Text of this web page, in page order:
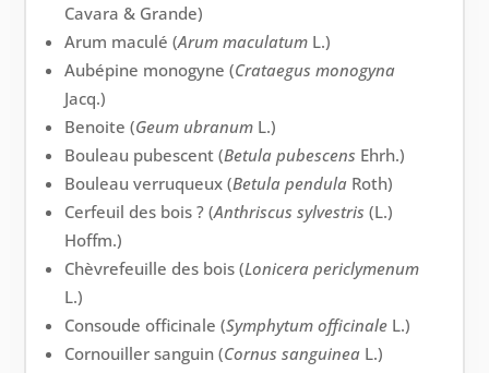
Cavara & Grande)
Arum maculé (Arum maculatum L.)
Aubépine monogyne (Crataegus monogyna
Jacq.)
Benoite (Geum ubranum L.)
Bouleau pubescent (Betula pubescens Ehrh.)
Bouleau verruqueux (Betula pendula Roth)
Cerfeuil des bois ? (Anthriscus sylvestris(L.)
Hoffm.)
Chèvrefeuille des bois (Lonicera periclymenum
L.)
Consoude officinale (Symphytum officinale L.)
Cornouiller sanguin (Cornus sanguinea L.)